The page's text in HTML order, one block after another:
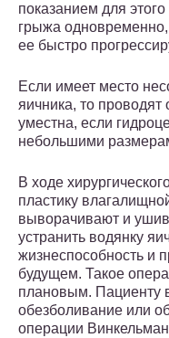
показанием для
грыжа
ее быстро
Если имеет место
яичника, то
уместна, если
небольшими
В ходе
пластику
выворачивают и
устранить водянку
жизнеспособность и
будущем. Такое
плановым. Пациенту
обезболивание или
операции